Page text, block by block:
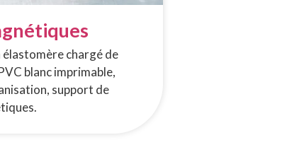
chargé de
blanc imprimable,
support de